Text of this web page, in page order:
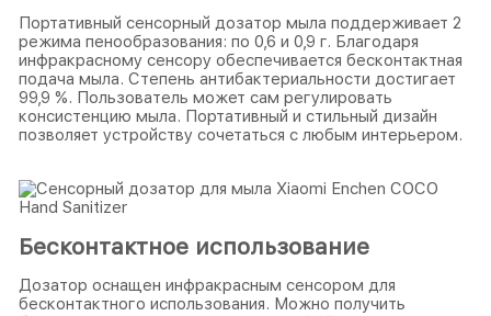
Портативный сенсорный дозатор мыла поддерживает 2
режима пенообразования: по 0,6 и 0,9 г. Благодаря
инфракрасному сенсору обеспечивается бесконтактная
подача мыла. Степень антибактериальности достигает
99,9 %. Пользователь может сам регулировать
консистенцию мыла. Портативный и стильный дизайн
позволяет устройству сочетаться с любым интерьером.
Бесконтактное использование
Дозатор оснащен инфракрасным сенсором для
бесконтактного использования. Можно получить